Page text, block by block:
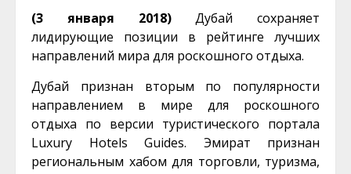
(3 января 2018)Дубай сохраняет
лидирующие позиции в рейтинге лучших
направлений мира для роскошного отдыха.
Дубай признан вторым по популярности
направлением в мире для роскошного
отдыха по версии туристического портала
Luxury Hotels Guides. Эмират признан
региональным хабом для торговли, туризма,